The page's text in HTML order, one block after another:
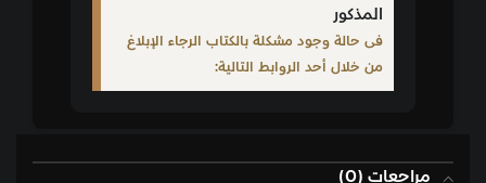
المذكور
فى حالة وجود مشكلة بالكتاب الرجاء الإبلاغ
من خلال أحد الروابط التالية:
مراجعات (0)